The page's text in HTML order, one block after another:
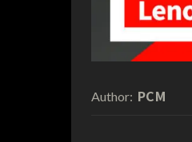
Author: PCM